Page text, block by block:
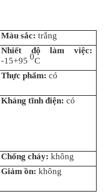
Màu sắc:trắng
Nhiết độ làm việc:
-15+950C
Thực phẩm: có
Kháng tĩnh điện: có
Chống cháy: không
Giảm ồn:không